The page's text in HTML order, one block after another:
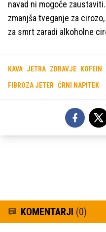
navad ni mogoče
zmanjša tveganje za
za smrt zaradi alkoholne
KAVA JETRA ZDRAVJE KOFEIN
FIBROZA JETER ČRNI NAPITEK
KOMENTARJI (0)